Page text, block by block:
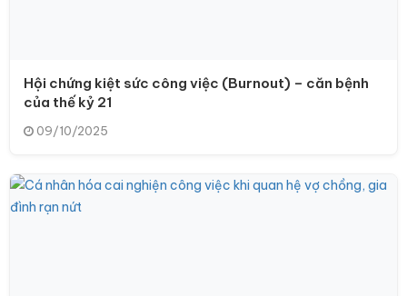
Hội chứng kiệt sức công việc (Burnout) – căn bệnh
của thế kỷ 21
09/10/2025